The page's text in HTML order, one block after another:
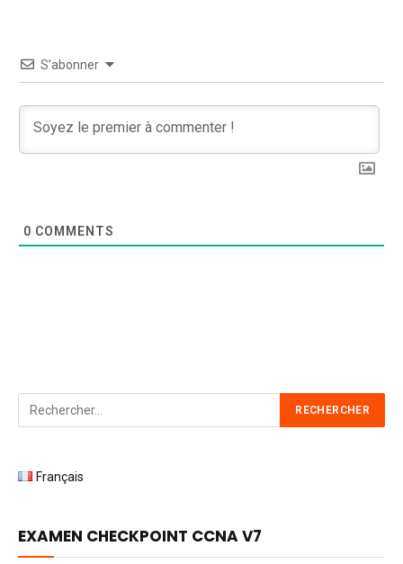
S’abonner
0 COMMENTS
Français
EXAMEN CHECKPOINT CCNA V7